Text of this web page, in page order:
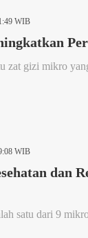
WIB
zat gizi mikro
WIB
dan
satu dari 9